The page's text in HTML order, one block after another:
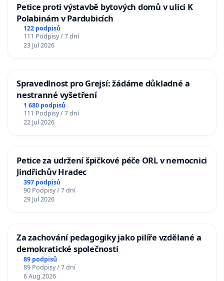
Petice proti výstavbě bytových domů v ulici K
Polabinám v Pardubicích
122 podpisů
111 Podpisy / 7 dní
23 Jul 2026
Spravedlnost pro Grejsí: žádáme důkladné a
nestranné vyšetření
1 680 podpisů
111 Podpisy / 7 dní
22 Jul 2026
Petice za udržení špičkové péče ORL v nemocnici
Jindřichův Hradec
397 podpisů
90 Podpisy / 7 dní
29 Jul 2026
Za zachování pedagogiky jako pilíře vzdělané a
demokratické společnosti
89 podpisů
89 Podpisy / 7 dní
6 Aug 2026